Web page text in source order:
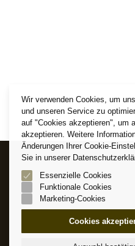
Wir verwenden Cookies, um
und unseren Service zu
auf "Cookies akzeptieren", um
akzeptieren. Weitere
Änderungen Ihrer Cookie-
Sie in unserer
Essenzielle Cookies
Funktionale Cookies
Marketing-Cookies
Cookies